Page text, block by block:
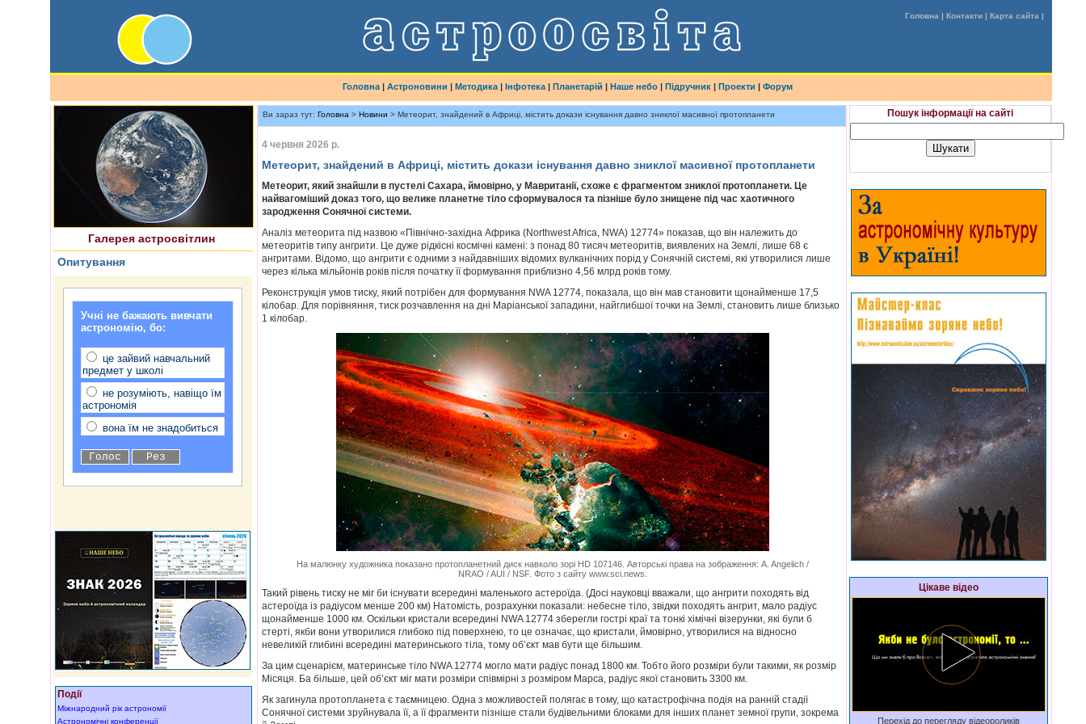
Головна | Контакти | Карта сайта |
Головна| Астроновини | Методика| Інфотека| Планетарій | Наше небо| Підручник| Проекти | Форум
Найновіше астрофото
Галерея астросвітлин
Опитування
Учні не бажають вивчати
астрономію, бо:
це зайвий навчальний
предмет у школі
не розуміють, навіщо їм
астрономія
вона їм не знадобиться
Події
Міжнародний рік астрономії
Астрономічні конференції
Ви зараз тут: Головна > Новини > Метеорит, знайдений в Африці, містить докази існування давно зниклої масивної протопланети
4 червня 2026 р.
Метеорит, знайдений в Африці, містить докази існування давно зниклої масивної протопланети
Метеорит, який знайшли в пустелі Сахара, ймовірно, у Мавританії, схоже є фрагментом зниклої протопланети. Це
найвагоміший доказ того, що велике планетне тіло сформувалося та пізніше було знищене під час хаотичного
зародження Сонячної системи.
Аналіз метеорита під назвою «Північно-західна Африка (Northwest Africa, NWA) 12774» показав, що він належить до
метеоритів типу ангрити. Це дуже рідкісні космічні камені: з понад 80 тисяч метеоритів, виявлених на Землі, лише 68 є
ангритами. Відомо, що ангрити є одними з найдавніших відомих вулканічних порід у Сонячній системі, які утворилися лише
через кілька мільйонів років після початку її формування приблизно 4,56 млрд років тому.
Реконструкція умов тиску, який потрібен для формування NWA 12774, показала, що він мав становити щонайменше 17,5
кілобар. Для порівняння, тиск розчавлення на дні Маріанської западини, найглибшої точки на Землі, становить лише близько
1 кілобар.
На малюнку художника показано протопланетний диск навколо зорі HD 107146. Авторські права на зображення: A. Angelich /
NRAO / AUI / NSF. Фото з сайту www.sci.news.
Такий рівень тиску не міг би існувати всередині маленького астероїда. (Досі науковці вважали, що ангрити походять від
астероїда із радіусом менше 200 км) Натомість, розрахунки показали: небесне тіло, звідки походять ангрит, мало радіус
щонайменше 1000 км. Оскільки кристали всередині NWA 12774 зберегли гострі краї та тонкі хімічні візерунки, які були б
стерті, якби вони утворилися глибоко під поверхнею, то це означає, що кристали, ймовірно, утворилися на відносно
невеликій глибині всередині материнського тіла, тому об’єкт мав бути ще більшим.
За цим сценарієм, материнське тіло NWA 12774 могло мати радіус понад 1800 км. Тобто його розміри були такими, як розмір
Місяця. Ба більше, цей об’єкт міг мати розміри співмірні з розміром Марса, радіус якої становить 3300 км.
Як загинула протопланета є таємницею. Одна з можливостей полягає в тому, що катастрофічна подія на ранній стадії
Сонячної системи зруйнувала її, а її фрагменти пізніше стали будівельними блоками для інших планет земної групи, зокрема
Пошук інформації на сайті
Цікаве відео
Перехід до перегляду відеороликів